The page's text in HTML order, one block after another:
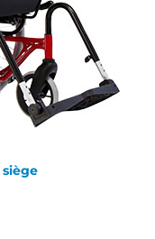
siège